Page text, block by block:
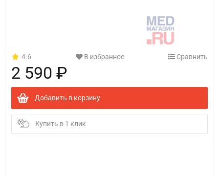
4.6 В избранное Сравнить
2 590 ₽
Добавить в корзину
Купить в 1 клик